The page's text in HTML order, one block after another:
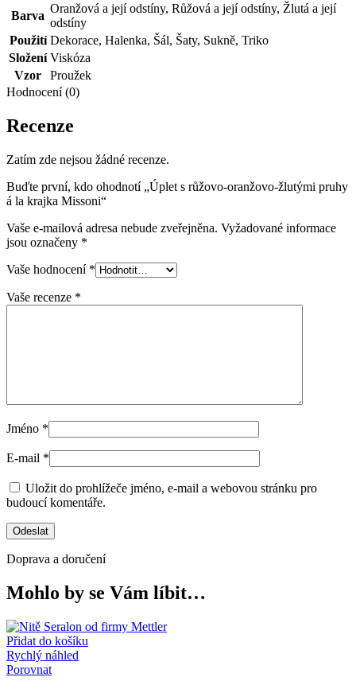
Barva
Oranžová a její odstíny, Růžová a její odstíny, Žlutá a její
odstíny
Použití Dekorace, Halenka, Šál, Šaty, Sukně, Triko
Složení Viskóza
Vzor
Proužek
Hodnocení (0)
Recenze
Zatím zde nejsou žádné recenze.
Buďte první, kdo ohodnotí „Úplet s růžovo-oranžovo-žlutými pruhy
á la krajka Missoni“
Vaše e-mailová adresa nebude zveřejněna. Vyžadované informace
jsou označeny *
Vaše hodnocení *
Vaše recenze *
Jméno *
E-mail *
Uložit do prohlížeče jméno, e-mail a webovou stránku pro
budoucí komentáře.
Doprava a doručení
Mohlo by se Vám líbit…
Přidat do košíku
Rychlý náhled
Porovnat